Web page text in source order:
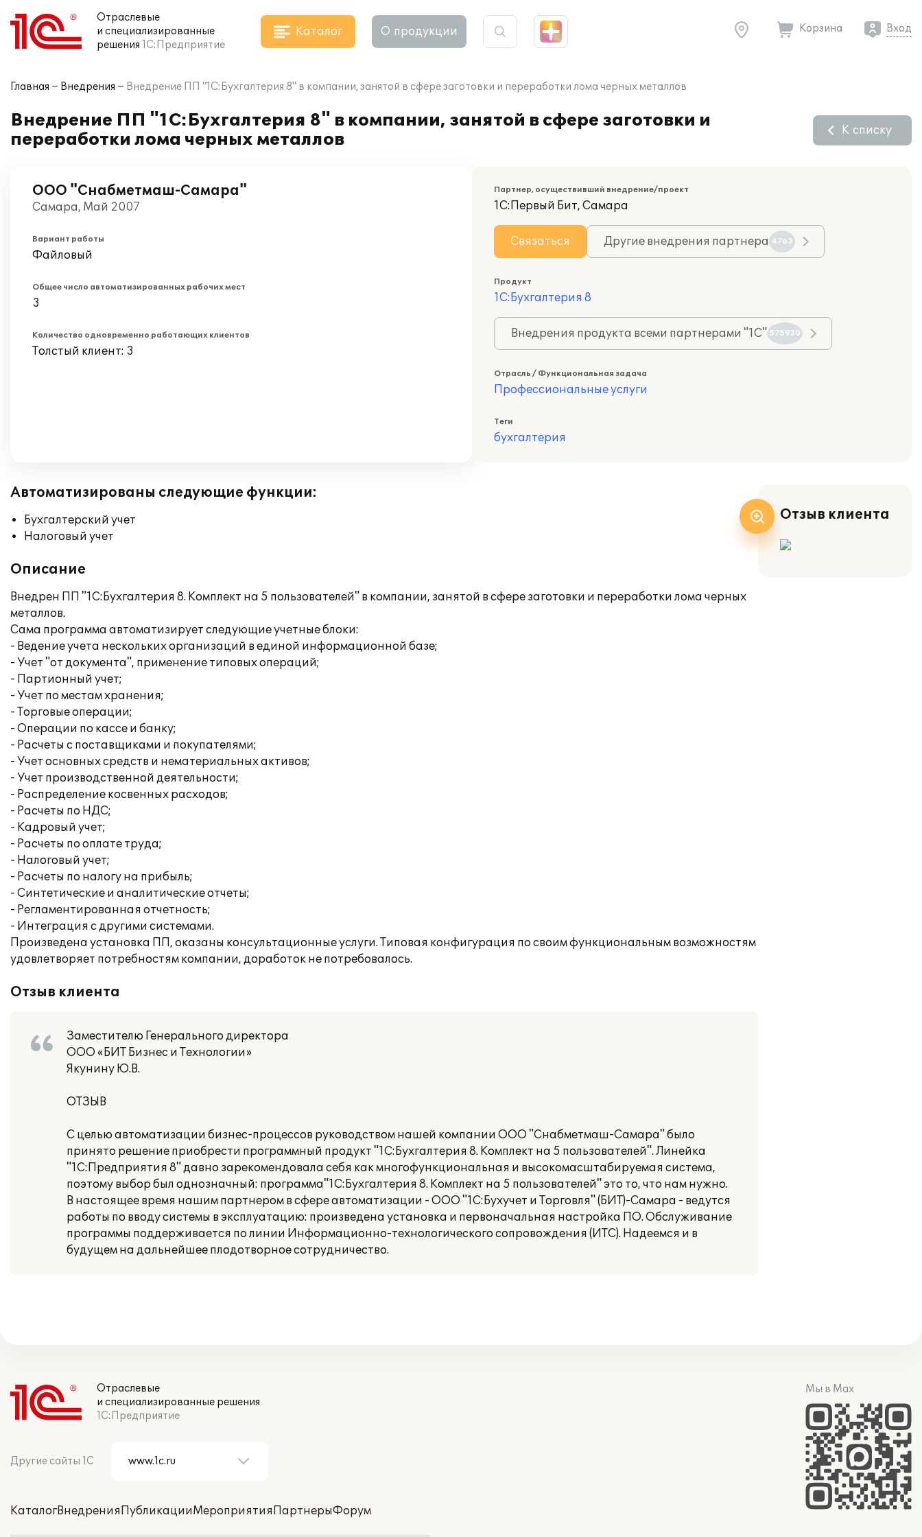
Отраслевые
и специализированные
решения 1С:Предприятие
Каталог О продукции Корзина Вход
Главная Внедрения Внедрение ПП "1С:Бухгалтерия 8" в компании, занятой в сфере заготовки и переработки лома черных металлов
Внедрение ПП "1С:Бухгалтерия 8" в компании, занятой в сфере заготовки и
переработки лома черных металлов
К списку
ООО "Снабметмаш-Самара"
Самара, Май 2007
Вариант работы
Файловый
Общее число автоматизированных рабочих мест
3
Количество одновременно работающих клиентов
Толстый клиент: 3
Партнер, осуществивший внедрение/проект
1С:Первый Бит, Самара
Связаться Другие внедрения партнера 4763
Продукт
1С:Бухгалтерия 8
Внедрения продукта всеми партнерами "1С" 575930
Отрасль / Функциональная задача
Профессиональные услуги
Теги
бухгалтерия
Автоматизированы следующие функции:
Бухгалтерский учет
Налоговый учет
Описание
Внедрен ПП "1С:Бухгалтерия 8. Комплект на 5 пользователей" в компании, занятой в сфере заготовки и переработки лома черных
металлов.
Сама программа автоматизирует следующие учетные блоки:
- Ведение учета нескольких организаций в единой информационной базе;
- Учет "от документа", применение типовых операций;
- Партионный учет;
- Учет по местам хранения;
- Торговые операции;
- Операции по кассе и банку;
- Расчеты с поставщиками и покупателями;
- Учет основных средств и нематериальных активов;
- Учет производственной деятельности;
- Распределение косвенных расходов;
- Расчеты по НДС;
- Кадровый учет;
- Расчеты по оплате труда;
- Налоговый учет;
- Расчеты по налогу на прибыль;
- Синтетические и аналитические отчеты;
- Регламентированная отчетность;
- Интеграция с другими системами.
Произведена установка ПП, оказаны консультационные услуги. Типовая конфигурация по своим функциональным возможностям
удовлетворяет потребностям компании, доработок не потребовалось.
Отзыв клиента
Заместителю Генерального директора
ООО «БИТ Бизнес и Технологии»
Якунину Ю.В.
ОТЗЫВ
С целью автоматизации бизнес-процессов руководством нашей компании ООО "Снабметмаш-Самара" было
принято решение приобрести программный продукт "1С:Бухгалтерия 8. Комплект на 5 пользователей". Линейка
"1С:Предприятия 8" давно зарекомендовала себя как многофункциональная и высокомасштабируемая система,
поэтому выбор был однозначный: программа"1С:Бухгалтерия 8. Комплект на 5 пользователей" это то, что нам нужно.
В настоящее время нашим партнером в сфере автоматизации - ООО "1С:Бухучет и Торговля" (БИТ)-Самара - ведутся
работы по вводу системы в эксплуатацию: произведена установка и первоначальная настройка ПО. Обслуживание
программы поддерживается по линии Информационно-технологического сопровождения (ИТС). Надеемся и в
будущем на дальнейшее плодотворное сотрудничество.
Отзыв клиента
Отраслевые
и специализированные решения
1С:Предприятие
Другие сайты 1С
КаталогВнедренияПубликацииМероприятияПартнерыФорум
Мы в Max